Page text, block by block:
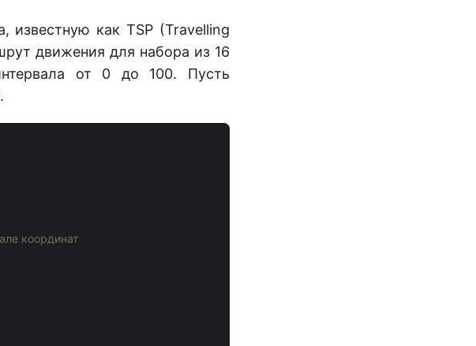
как TSP (Travelling
движения для набора из 16
от 0 до 100. Пусть
координат